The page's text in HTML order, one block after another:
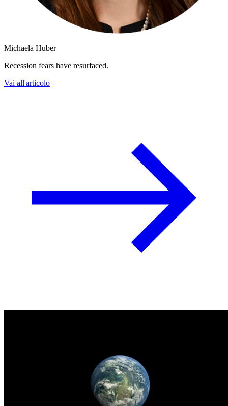
Michaela Huber
Recession fears have resurfaced.
Vai all'articolo